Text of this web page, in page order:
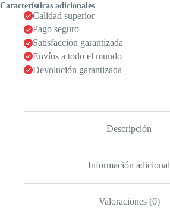
Características adicionales
Calidad superior
Pago seguro
Satisfacción garantizada
Envíos a todo el mundo
Devolución garantizada
Descripción
Información adicional
Valoraciones (0)